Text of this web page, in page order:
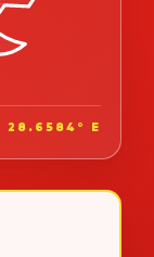
28.6584° E